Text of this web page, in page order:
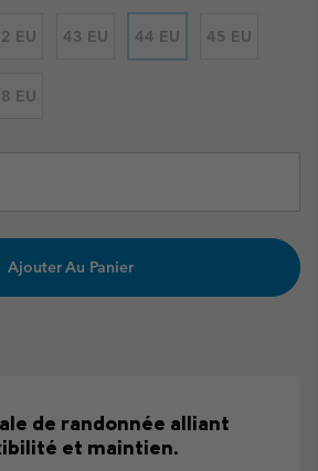
EU 43 EU 44 EU 45 EU
EU
Ajouter Au Panier
de randonnée alliant
et maintien.